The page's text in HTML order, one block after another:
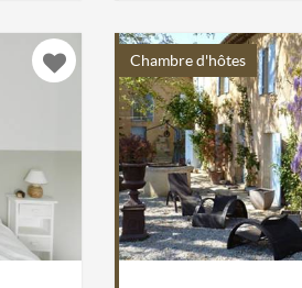
Chambre d'hôtes